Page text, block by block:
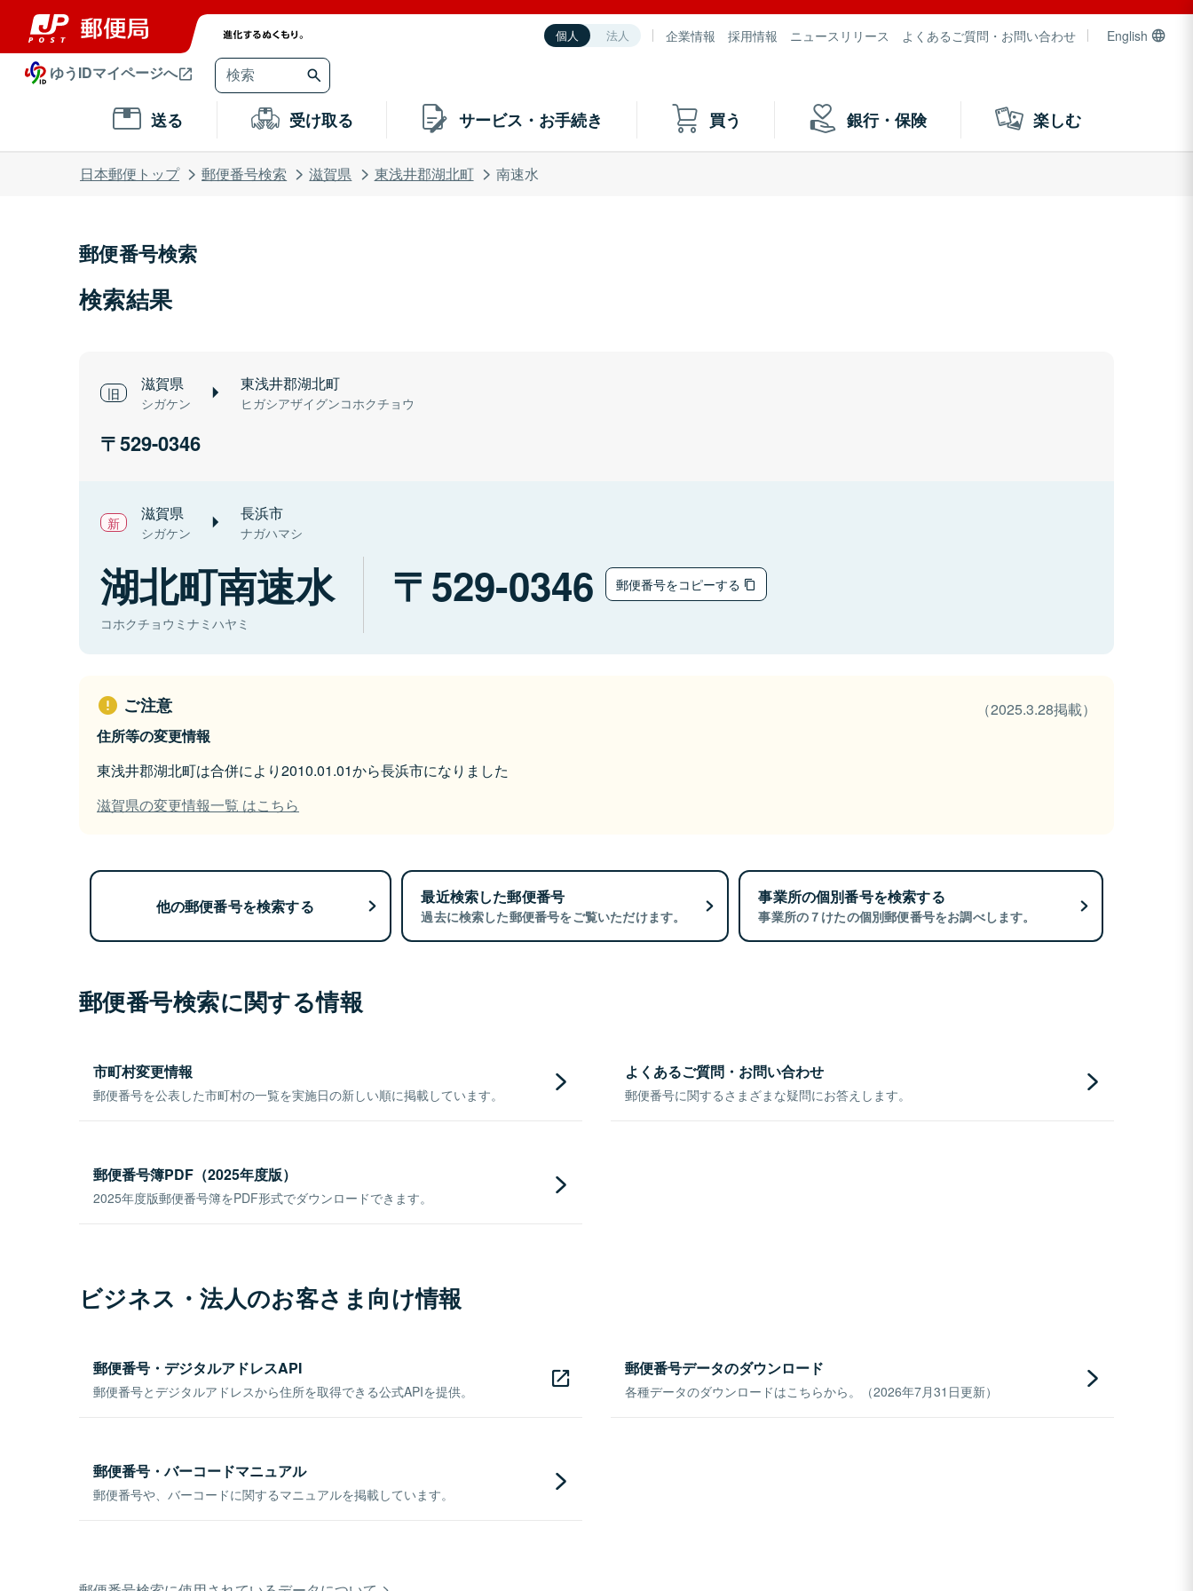
個人 法人 企業情報 採用情報 ニュースリリース よくあるご質問・お問い合わせ English
ゆうIDマイページへ
送る 受け取る サービス・お手続き 買う 銀行・保険 楽しむ
日本郵便トップ 郵便番号検索 滋賀県 東浅井郡湖北町 南速水
郵便番号検索
検索結果
滋賀県
シガケン
東浅井郡湖北町
ヒガシアザイグンコホクチョウ
529-0346
滋賀県
シガケン
長浜市
ナガハマシ
湖北町南速水
コホクチョウミナミハヤミ
529-0346 郵便番号をコピーする
ご注意
（2025.3.28掲載）
住所等の変更情報
東浅井郡湖北町は合併により2010.01.01から長浜市になりました
滋賀県の変更情報一覧 はこちら
他の郵便番号を検索する 最近検索した郵便番号
過去に検索した郵便番号をご覧いただけます。
事業所の個別番号を検索する
事業所の７けたの個別郵便番号をお調べします。
郵便番号検索に関する情報
市町村変更情報
郵便番号を公表した市町村の一覧を実施日の新しい順に掲載しています。
よくあるご質問・お問い合わせ
郵便番号に関するさまざまな疑問にお答えします。
郵便番号簿PDF（2025年度版）
2025年度版郵便番号簿をPDF形式でダウンロードできます。
ビジネス・法人のお客さま向け情報
郵便番号・デジタルアドレスAPI
郵便番号とデジタルアドレスから住所を取得できる公式APIを提供。
郵便番号データのダウンロード
各種データのダウンロードはこちらから。（2026年7月31日更新）
郵便番号・バーコードマニュアル
郵便番号や、バーコードに関するマニュアルを掲載しています。